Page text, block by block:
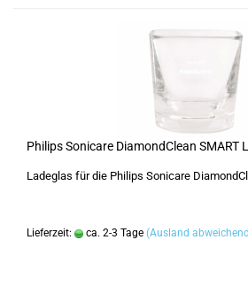
Philips Sonicare DiamondClean SMART
Ladeglas für die Philips Sonicare
Lieferzeit: ca. 2-3 Tage (Ausland